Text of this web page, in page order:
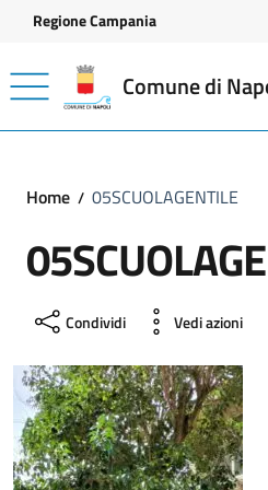
Vai ai contenuti
Vai al footer
Regione Campania
Comune di
Home 05SCUOLAGENTILE
Condividi Vedi azioni